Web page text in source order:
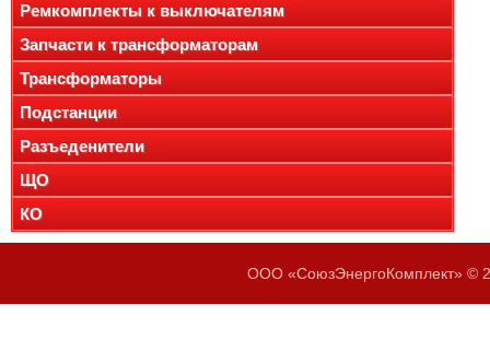
Ремкомплекты к выключателям
Запчасти к трансформаторам
Трансформаторы
Подстанции
Разъеденители
ЩО
КО
ООО «СоюзЭнергоКомплект» ©